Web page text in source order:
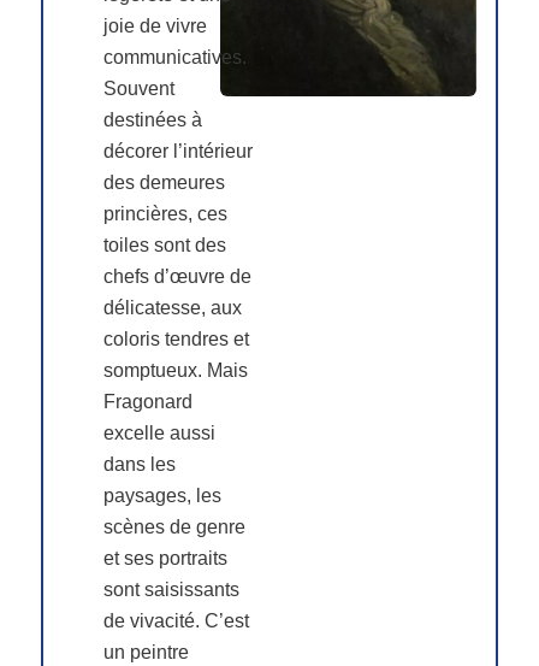
joie de vivre
communicatives.
Souvent
destinées à
décorer l’intérieur
des demeures
princières, ces
toiles sont des
chefs d’œuvre de
délicatesse, aux
coloris tendres et
somptueux. Mais
Fragonard
excelle aussi
dans les
paysages, les
scènes de genre
et ses portraits
sont saisissants
de vivacité. C’est
un peintre